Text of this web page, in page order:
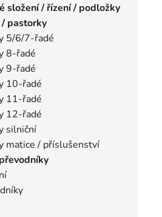
složení / řízení / podložky
pastorky
5/6/7-řadé
8-řadé
9-řadé
10-řadé
11-řadé
12-řadé
silniční
matice / příslušenství